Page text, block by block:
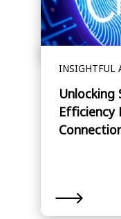
INSIGHTFUL
Unlocking
Efficiency